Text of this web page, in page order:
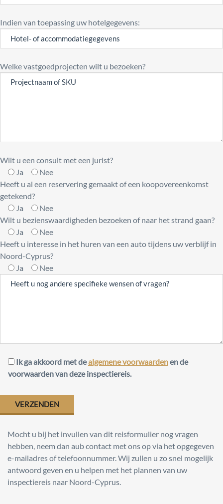
Indien van toepassing uw hotelgegevens:
Welke vastgoedprojecten wilt u bezoeken?
Wilt u een consult met een jurist?
Ja
Nee
Heeft u al een reservering gemaakt of een koopovereenkomst
getekend?
Ja
Nee
Wilt u bezienswaardigheden bezoeken of naar het strand gaan?
Ja
Nee
Heeft u interesse in het huren van een auto tijdens uw verblijf in
Noord-Cyprus?
Ja
Nee
Ik ga akkoord met dealgemene voorwaardenen de
voorwaarden van deze inspectiereis.
Mocht u bij het invullen van dit reisformulier nog vragen
hebben, neem dan aub contact met ons op via het opgegeven
e-mailadres of telefoonnummer. Wij zullen u zo snel mogelijk
antwoord geven en u helpen met het plannen van uw
inspectiereis naar Noord-Cyprus.